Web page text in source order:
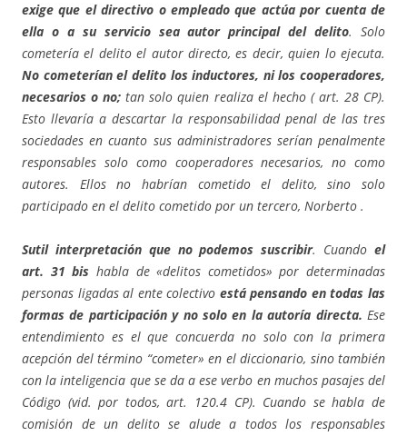
exige que el directivo o empleado que actúa por cuenta de
ella o a su servicio sea autor principal del delito. Solo
cometería el delito el autor directo, es decir, quien lo ejecuta.
No cometerían el delito los inductores, ni los cooperadores,
necesarios o no; tan solo quien realiza el hecho ( art. 28 CP).
Esto llevaría a descartar la responsabilidad penal de las tres
sociedades en cuanto sus administradores serían penalmente
responsables solo como cooperadores necesarios, no como
autores. Ellos no habrían cometido el delito, sino solo
participado en el delito cometido por un tercero, Norberto .
Sutil interpretación que no podemos suscribir. Cuandoel
art. 31 bis habla de «delitos cometidos» por determinadas
personas ligadas al ente colectivo está pensando en todas las
formas de participación y no solo en la autoría directa. Ese
entendimiento es el que concuerda no solo con la primera
acepción del término “cometer» en el diccionario, sino también
con la inteligencia que se da a ese verbo en muchos pasajes del
Código (vid. por todos, art. 120.4 CP). Cuando se habla de
comisión de un delito se alude a todos los responsables